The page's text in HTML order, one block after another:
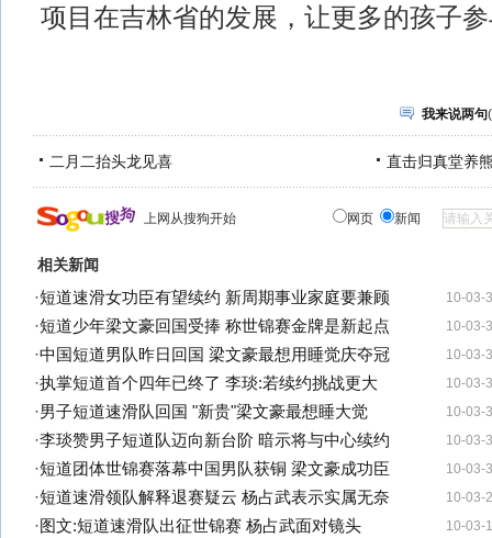
项目在吉林省的发展，让更多的孩子
我来说两句(
二月二抬头龙见喜 直击归真堂养
上网从搜狗开始 网页 新闻
相关新闻
10-03-
·短道速滑女功臣有望续约 新周期事业家庭要兼顾
10-03-
·短道少年梁文豪回国受捧 称世锦赛金牌是新起点
10-03-
·中国短道男队昨日回国 梁文豪最想用睡觉庆夺冠
10-03-
·执掌短道首个四年已终了 李琰:若续约挑战更大
10-03-
·男子短道速滑队回国 "新贵"梁文豪最想睡大觉
10-03-
·李琰赞男子短道队迈向新台阶 暗示将与中心续约
10-03-
·短道团体世锦赛落幕中国男队获铜 梁文豪成功臣
10-03-
·短道速滑领队解释退赛疑云 杨占武表示实属无奈
10-03-
· 图文:短道速滑队出征世锦赛 杨占武面对镜头